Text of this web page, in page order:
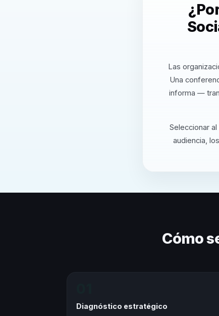
Las
Una
informa —
Seleccionar
audiencia,
Cómo
Diagnóstico estratégico